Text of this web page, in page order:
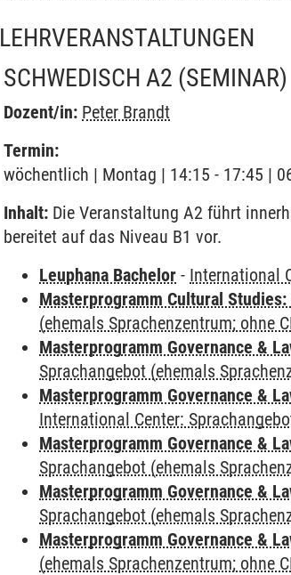
LEHRVERANSTALTUNGEN
SCHWEDISCH A2 (SEMINAR)
Dozent/in: Peter Brandt
Termin:
wöchentlich | Montag | 14:15 - 17:45 |
Inhalt: Die Veranstaltung A2 führt
bereitet auf das Niveau B1 vor.
Leuphana Bachelor - International
Masterprogramm Cultural
(ehemals Sprachenzentrum; ohne
Masterprogramm Governance &
Sprachangebot (ehemals
Masterprogramm Governance &
International Center:
Masterprogramm Governance &
Sprachangebot (ehemals
Masterprogramm Governance &
Sprachangebot (ehemals
Masterprogramm Governance &
(ehemals Sprachenzentrum; ohne